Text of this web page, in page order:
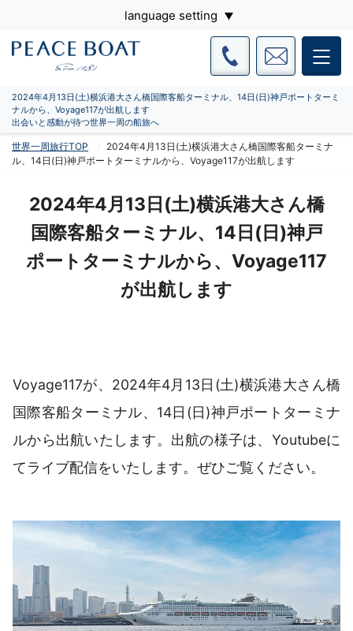
language setting
2024年4月13日(土)横浜港大さん橋国際客船ターミナル、14日(日)神戸ポートターミ
ナルから、Voyage117が出航します
出会いと感動が待つ世界一周の船旅へ
世界一周旅行TOP
2024年4月13日(土)横浜港大さん橋国際客船ターミナ
ル、14日(日)神戸ポートターミナルから、Voyage117が出航します
2024年4月13日(土)横浜港大さん橋
国際客船ターミナル、14日(日)神戸
ポートターミナルから、Voyage117
が出航します
Voyage117が、2024年4月13日(土)横浜港大さん橋
国際客船ターミナル、14日(日)神戸ポートターミナ
ルから出航いたします。出航の様子は、Youtubeに
てライブ配信をいたします。ぜひご覧ください。